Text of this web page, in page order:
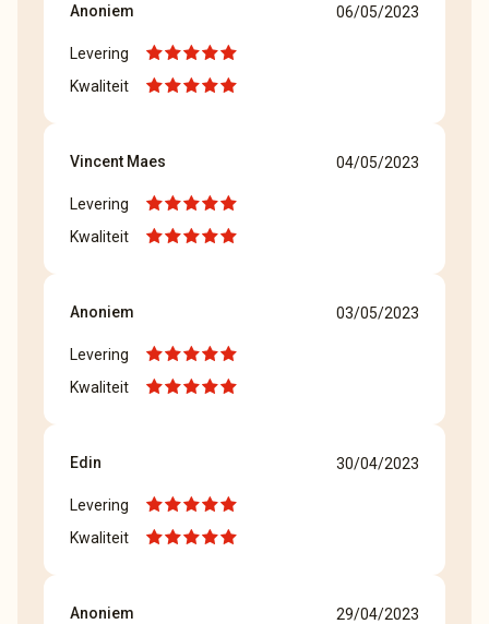
Anoniem 06/05/2023
Levering
Kwaliteit
Vincent Maes 04/05/2023
Levering
Kwaliteit
Anoniem 03/05/2023
Levering
Kwaliteit
Edin 30/04/2023
Levering
Kwaliteit
Anoniem 29/04/2023